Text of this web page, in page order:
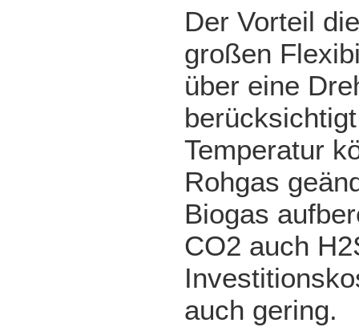
Der Vorteil
großen
über eine
Temperatur
Rohgas
Biogas
CO2 auch
auch gering.